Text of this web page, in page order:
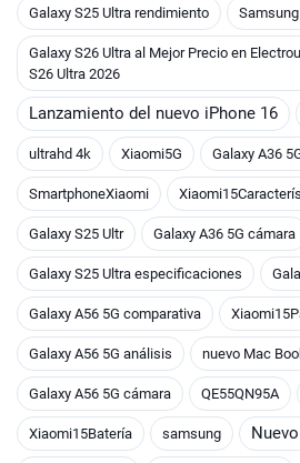
Galaxy S25 Ultra rendimiento
Galaxy S26 Ultra al Mejor Precio en
S26 Ultra 2026
Lanzamiento del nuevo iPhone 16
ultrahd 4k Xiaomi5G Galaxy A36
SmartphoneXiaomi
Galaxy S25 Ultr Galaxy A36 5G cámara
Galaxy S25 Ultra especificaciones
Galaxy A56 5G comparativa
Galaxy A56 5G análisis nuevo Mac
Galaxy A56 5G cámara QE55QN95A
Xiaomi15Batería samsung